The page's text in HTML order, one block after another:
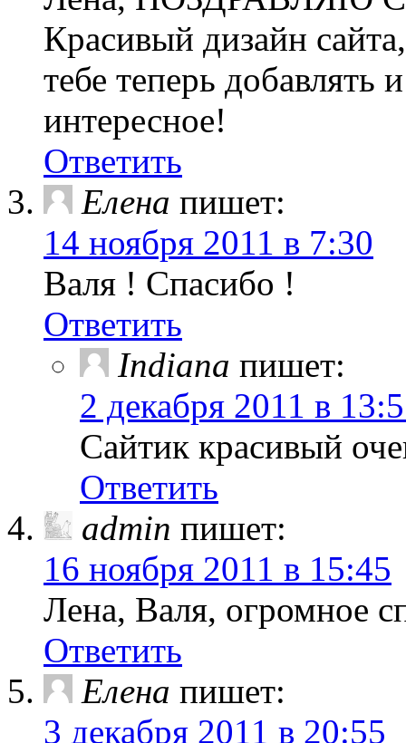
Красивый дизайн
тебе теперь добавлять
интересное!
Ответить
Елена пишет:
14 ноября 2011 в 7:30
Валя ! Спасибо !
Ответить
Indiana пишет:
2 декабря 2011 в
Сайтик красивый
Ответить
admin пишет:
16 ноября 2011 в 15:45
Лена, Валя, огромное
Ответить
Елена пишет:
3 декабря 2011 в 20:55